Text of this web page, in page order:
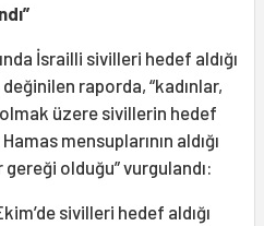
İsrailli sivilleri hedef aldığı
raporda, “kadınlar,
üzere sivillerin hedef
mensuplarının aldığı
olduğu” vurgulandı:
sivilleri hedef aldığı